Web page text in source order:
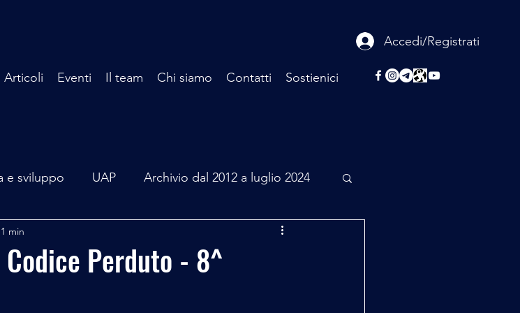
Accedi/Registrati
Articoli Eventi Il team Chi siamo Contatti Sostienici
e sviluppo UAP Archivio dal 2012 a luglio 2024
Perduto - 8^
min